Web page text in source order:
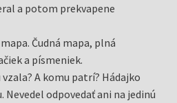
a potom prekvapene
Čudná mapa, plná
a písmeniek.
A komu patrí? Hádajko
Nevedel odpovedať ani na jedinú